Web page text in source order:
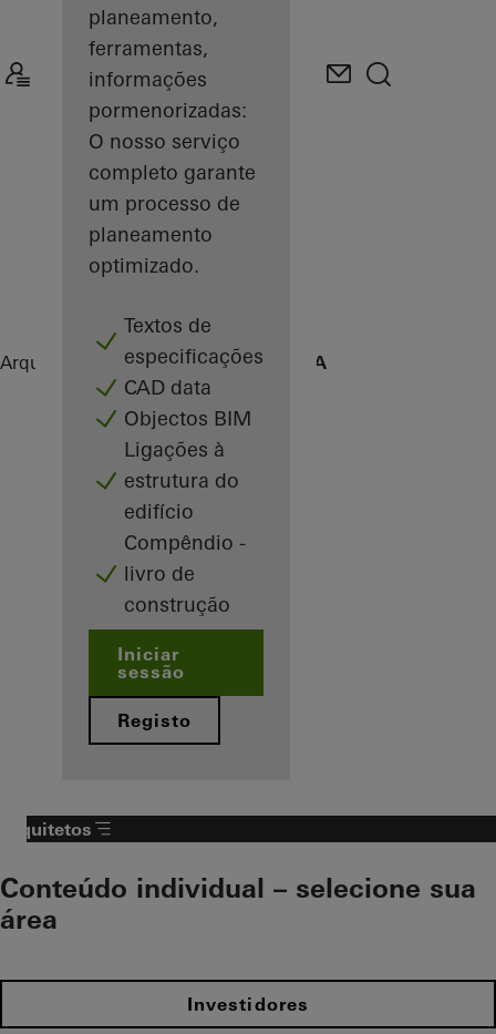
planeamento,
ferramentas,
informações
pormenorizadas:
O nosso serviço
completo garante
um processo de
planeamento
optimizado.
Textos de
especificações
CAD data
Objectos BIM
Ligações à
estrutura do
edifício
Compêndio -
livro de
construção
Iniciar
sessão
Registo
Arquitetos Referências Scott Sports SA
Arquitetos
Conteúdo individual – selecione sua
área​
Investidores